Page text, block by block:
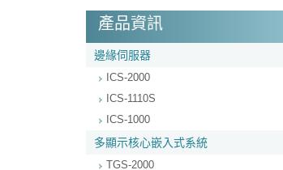
產品資訊
邊緣伺服器
ICS-2000
ICS-1110S
ICS-1000
多顯示核心嵌入式系統
TGS-2000